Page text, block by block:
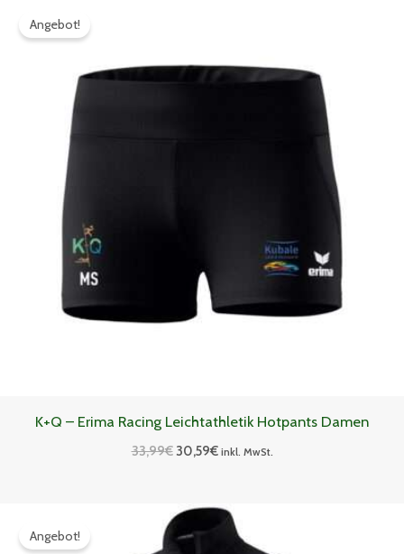
Angebot!
K+Q – Erima Racing Leichtathletik Hotpants Damen
33,99€ 30,59€ inkl. MwSt.
Angebot!
Ursprünglicher
Preis
war:
Aktueller
Preis